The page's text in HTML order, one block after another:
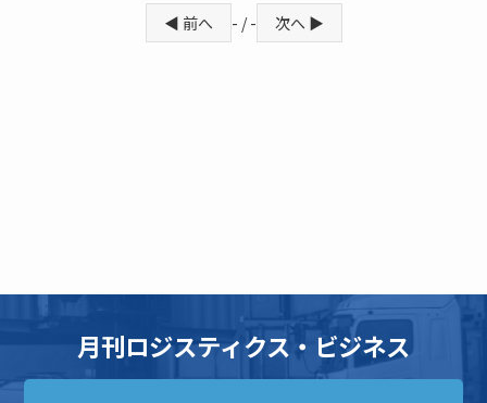
◀ 前へ - / - 次へ ▶
月刊ロジスティクス・ビジネス